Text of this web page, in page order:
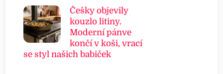
Češky objevily
kouzlo litiny.
Moderní pánve
končí v koši, vrací
se styl našich babiček